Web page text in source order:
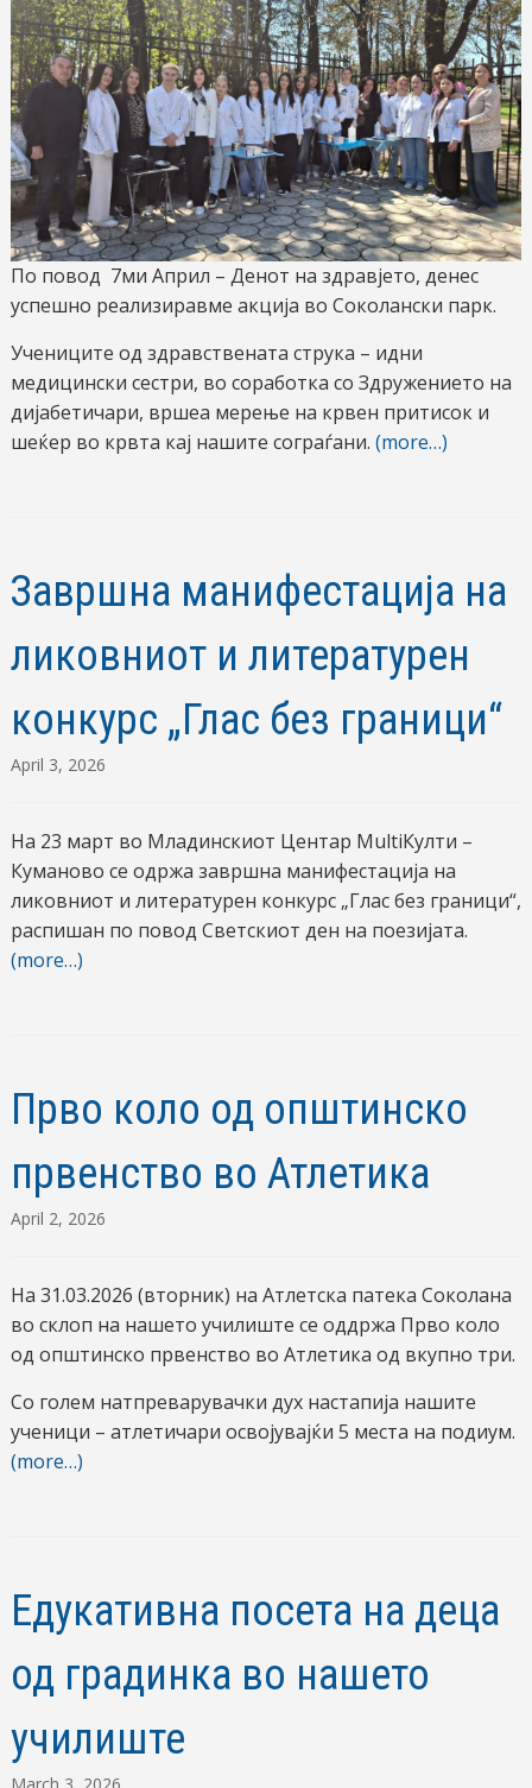
По повод 7ми Април – Денот на здравјето, денес
успешно реализиравме акција во Соколански парк.
Учениците од здравствената струка – идни
медицински сестри, во соработка со Здружението на
дијабетичари, вршеа мерење на крвен притисок и
шеќер во крвта кај нашите сограѓани. (more…)
Завршна манифестација на
ликовниот и литературен
конкурс „Глас без граници“
April 3, 2026
На 23 март во Младинскиот Центар MultiКулти –
Куманово се одржа завршна манифестација на
ликовниот и литературен конкурс „Глас без граници“,
распишан по повод Светскиот ден на поезијата.
(more…)
Прво коло од општинско
првенство во Атлетика
April 2, 2026
На 31.03.2026 (вторник) на Атлетска патека Соколана
во склоп на нашето училиште се оддржа Прво коло
од општинско првенство во Атлетика од вкупно три.
Со голем натпреварувачки дух настапија нашите
ученици – атлетичари освојувајќи 5 места на подиум.
(more…)
Едукативна посета на деца
од градинка во нашето
училиште